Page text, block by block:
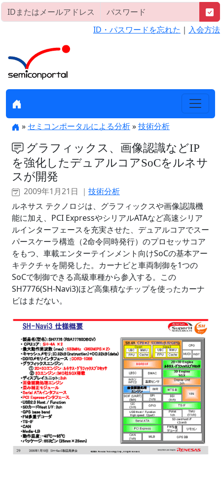
ID・パスワードを忘れた ｜ 入会方法
» セミコンポータルによる分析»技術分析
グラフィックス、画像認識などIP
を強化したデュアルコアSoCをルネサ
スが開発
2009年1月21日 ｜ 技術分析
ルネサス テクノロジは、グラフィックスや画像認識機
能に加え、PCI ExpressやシリアルATAなど高速シリア
ルインターフェースを充実させた、デュアルコアでスー
パースケーラ構造（2命令同時発行）のプロセッサコア
をもつ、車載エンターテインメント向けSoCの基本アー
キテクチャを開発した。カーナビと車両制御を1つの
SoCで制御できる高級車種から参入する。この
SH7776(SH-Navi3)ほど高集積なチップを使ったカーナ
ビはまだない。